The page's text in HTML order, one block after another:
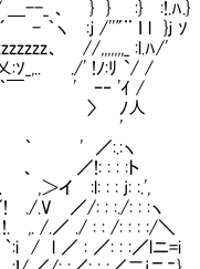
、 } } :} :!.ﾊ.}
ヽ :ｊ /''"¨ ｌ l
//,,,,,,,_ :l.ﾊ/'
./' !ﾉ:ﾘ `/ /
' ｰ‐ 'ｲ /
f´￣￣￣￣￣
| まあ、パー
､ ＼ ｀ '
／!: : : :ト |
イ :l: : : j: :.', | 力
／/: : :./: : :ヽ 乂
,. /.／ ./ : : /: : : :/＼
:i / l ／ : ／: : :／lニ=i